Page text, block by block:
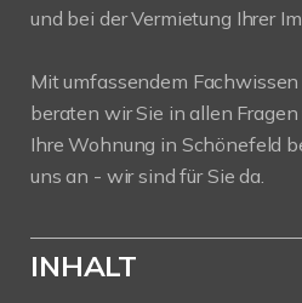
und bei der Vermietung Ihrer
Mit umfassendem
beraten wir Sie in allen Fragen
Ihre Wohnung in Schönefeld
uns an - wir sind für Sie da.
INHALT